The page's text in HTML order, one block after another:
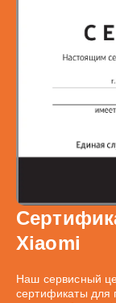
Xiaomi
Наш сервисный
сертификаты для